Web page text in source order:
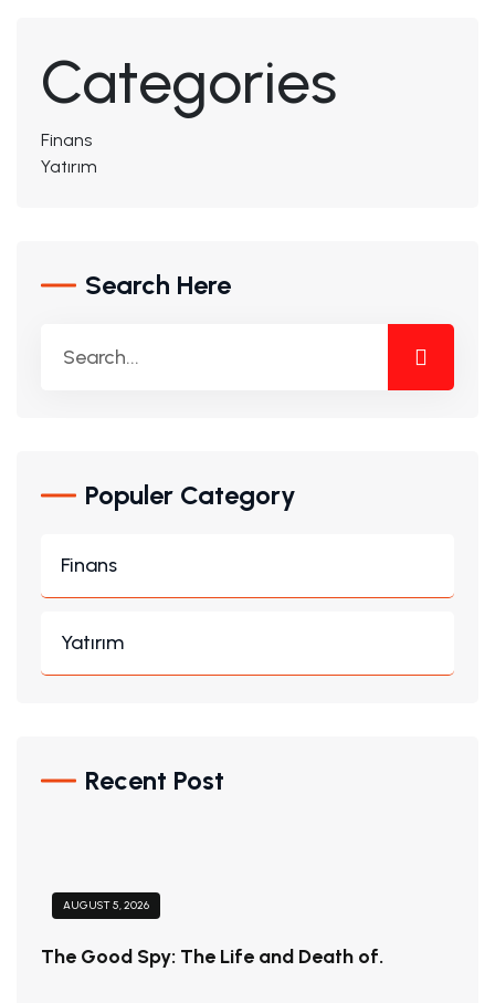
Categories
Finans
Yatırım
Search Here
Populer Category
Finans
Yatırım
Recent Post
AUGUST 5, 2026
The Good Spy: The Life and Death of.